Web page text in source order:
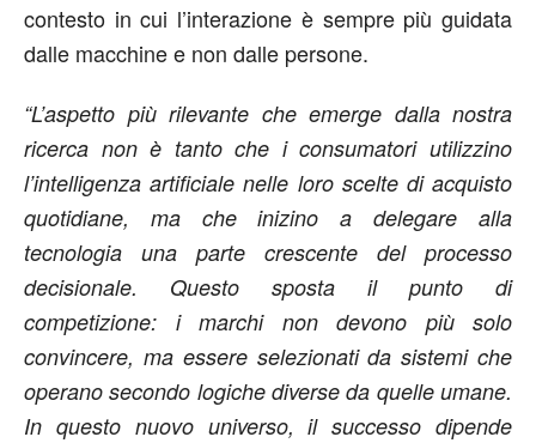
contesto in cui l’interazione è sempre più guidata
dalle macchine e non dalle persone.
“L’aspetto più rilevante che emerge dalla nostra
ricerca non è tanto che i consumatori utilizzino
l’intelligenza artificiale nelle loro scelte di acquisto
quotidiane, ma che inizino a delegare alla
tecnologia una parte crescente del processo
decisionale. Questo sposta il punto di
competizione: i marchi non devono più solo
convincere, ma essere selezionati da sistemi che
operano secondo logiche diverse da quelle umane.
In questo nuovo universo, il successo dipende